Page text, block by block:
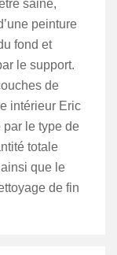
saine,
peinture
fond et
le support.
de
intérieur Eric
le type de
totale
que le
de fin